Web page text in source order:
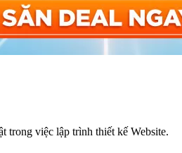
trong việc lập trình thiết kế Website.